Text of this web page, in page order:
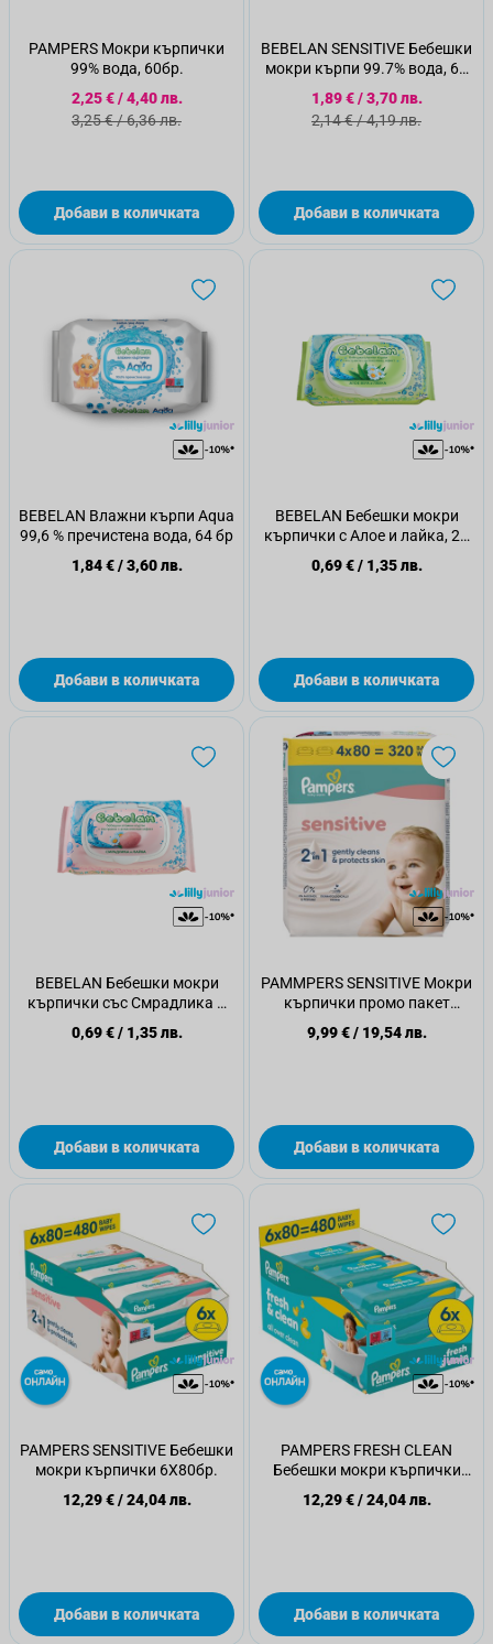
PAMPERS Мокри кърпички
99% вода, 60бр.
Специална цена
2,25 €/4,40 лв.
Стандартна цена
3,25 €/6,36 лв.
Добави в количката
BEBELAN SENSITIVE Бебешки
мокри кърпи 99.7% вода, 64
бр
Специална цена
1,89 €/3,70 лв.
Стандартна цена
2,14 €/4,19 лв.
Добави в количката
BEBELAN Влажни кърпи Aqua
99,6 % пречистена вода, 64 бр
1,84 €/3,60 лв.
Добави в количката
BEBELAN Бебешки мокри
кърпички с Алое и лайка, 24
бр
0,69 €/ 1,35 лв.
Добави в количката
BEBELAN Бебешки мокри
кърпички със Смрадлика и
лайка, 24 бр
0,69 €/ 1,35 лв.
Добави в количката
PAMMPERS SENSITIVE Мокри
кърпички промо пакет
4х80бр.
9,99 €/ 19,54 лв.
Добави в количката
PAMPERS SENSITIVE Бебешки
мокри кърпички 6Х80бр.
12,29 €/24,04 лв.
Добави в количката
PAMPERS FRESH CLEAN
Бебешки мокри кърпички
6Х80бр.
12,29 €/24,04 лв.
Добави в количката